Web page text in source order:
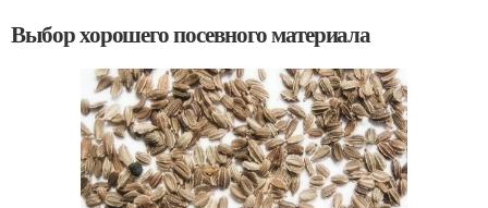
Выбор хорошего посевного материала